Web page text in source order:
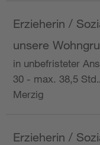
Erzieherin /
unsere
in unbefristeter
30 - max. 38,5
Merzig
Erzieherin /